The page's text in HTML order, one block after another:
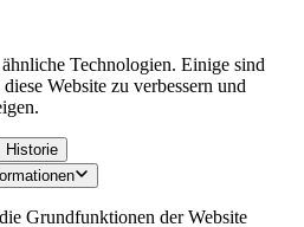
Technologien. Einige sind
Website zu verbessern und
Historie
Grundfunktionen der Website